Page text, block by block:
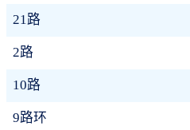
21路
2路
10路
9路环